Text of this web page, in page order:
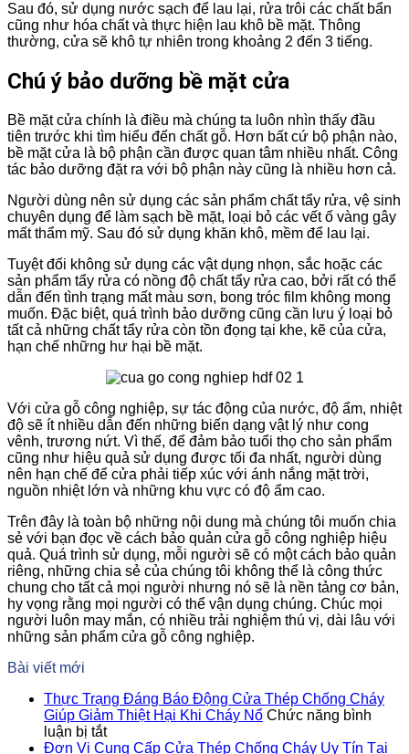
Sau đó, sử dụng nước sạch để lau lại, rửa trôi các chất bẩn
cũng như hóa chất và thực hiện lau khô bề mặt. Thông
thường, cửa sẽ khô tự nhiên trong khoảng 2 đến 3 tiếng.
Chú ý bảo dưỡng bề mặt cửa
Bề mặt cửa chính là điều mà chúng ta luôn nhìn thấy đầu
tiên trước khi tìm hiểu đến chất gỗ. Hơn bất cứ bộ phận nào,
bề mặt cửa là bộ phận cần được quan tâm nhiều nhất. Công
tác bảo dưỡng đặt ra với bộ phận này cũng là nhiều hơn cả.
Người dùng nên sử dụng các sản phẩm chất tẩy rửa, vệ sinh
chuyên dụng để làm sạch bề mặt, loại bỏ các vết ố vàng gây
mất thẩm mỹ. Sau đó sử dụng khăn khô, mềm để lau lại.
Tuyệt đối không sử dụng các vật dụng nhọn, sắc hoặc các
sản phẩm tẩy rửa có nồng độ chất tẩy rửa cao, bởi rất có thể
dẫn đến tình trạng mất màu sơn, bong tróc film không mong
muốn. Đặc biệt, quá trình bảo dưỡng cũng cần lưu ý loại bỏ
tất cả những chất tẩy rửa còn tồn đọng tại khe, kẽ của cửa,
hạn chế những hư hại bề mặt.
Với cửa gỗ công nghiệp, sự tác động của nước, độ ẩm, nhiệt
độ sẽ ít nhiều dẫn đến những biến dạng vật lý như cong
vênh, trương nứt. Vì thế, để đảm bảo tuổi thọ cho sản phẩm
cũng như hiệu quả sử dụng được tối đa nhất, người dùng
nên hạn chế để cửa phải tiếp xúc với ánh nắng mặt trời,
nguồn nhiệt lớn và những khu vực có độ ẩm cao.
Trên đây là toàn bộ những nội dung mà chúng tôi muốn chia
sẻ với bạn đọc về cách bảo quản cửa gỗ công nghiệp hiệu
quả. Quá trình sử dụng, mỗi người sẽ có một cách bảo quản
riêng, những chia sẻ của chúng tôi không thể là công thức
chung cho tất cả mọi người nhưng nó sẽ là nền tảng cơ bản,
hy vọng rằng mọi người có thể vận dụng chúng. Chúc mọi
người luôn may mắn, có nhiều trải nghiệm thú vị, dài lâu với
những sản phẩm cửa gỗ công nghiệp.
Bài viết mới
Thực Trạng Đáng Báo Động Cửa Thép Chống Cháy
Giúp Giảm Thiệt Hại Khi Cháy Nổ Chức năng bình
luận bị tắtở
Thực
Đơn Vị Cung Cấp Cửa Thép Chống Cháy Uy Tín Tại